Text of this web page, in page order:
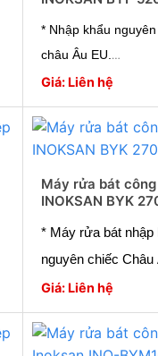
* Nhập khẩu
châu Âu EU.
* Hiệu suất hoạt
* Tiết kiệm năng
* Vận hành dễ dàng
* Công nghệ hàng
chuyên gia
* Bảo hành tận tâm
nghiệp.
* Giao hàng toàn
Giá: Liên hệ
Máy rửa bát
INOKSAN BYK
* Máy rửa bát nhập
nguyên chiếc Châu
* Hiệu suất hoạt
540 khay /giờ
* Tiết kiệm năng
Giá: Liên hệ